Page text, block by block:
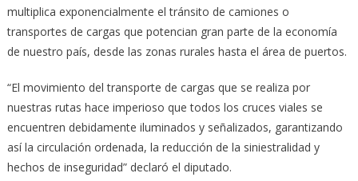
multiplica exponencialmente el tránsito de camiones o
transportes de cargas que potencian gran parte de la economía
de nuestro país, desde las zonas rurales hasta el área de puertos.
“El movimiento del transporte de cargas que se realiza por
nuestras rutas hace imperioso que todos los cruces viales se
encuentren debidamente iluminados y señalizados, garantizando
así la circulación ordenada, la reducción de la siniestralidad y
hechos de inseguridad” declaró el diputado.